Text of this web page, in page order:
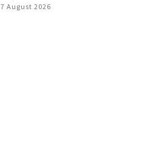
7 August 2026